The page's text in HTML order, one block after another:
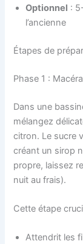
Optionnel :
l’ancienne
Étapes de
Phase 1 :
Dans une
mélangez
citron. Le sucre
créant un sirop
propre, laissez
nuit au frais).
Cette étape
Attendrit les